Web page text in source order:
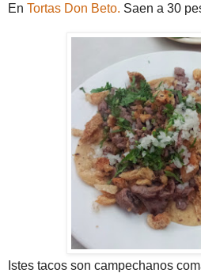
En Tortas Don Beto. Saen a 30
Istes tacos son campechanos